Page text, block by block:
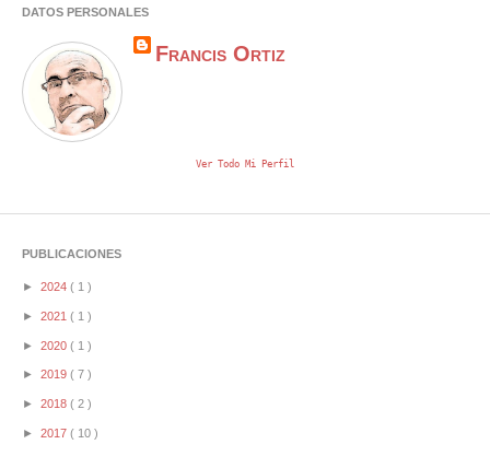
DATOS PERSONALES
Francis Ortiz
Ver Todo Mi Perfil
PUBLICACIONES
► 2024 ( 1 )
► 2021 ( 1 )
► 2020 ( 1 )
► 2019 ( 7 )
► 2018 ( 2 )
► 2017 ( 10 )